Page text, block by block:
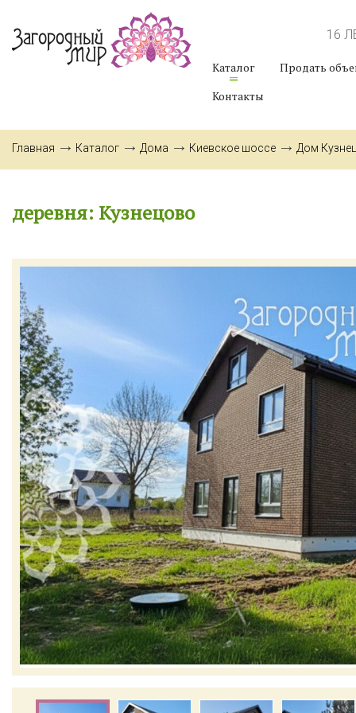
16
Каталог
Продать
Контакты
Главная Каталог Дома Киевское шоссе Дом
деревня: Кузнецово